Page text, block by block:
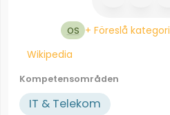
OS + Föreslå kategori
Wikipedia
Kompetensområden
IT & Telekom